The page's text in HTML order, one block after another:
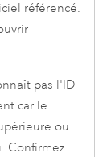
référencé.
pas l'ID
car le
ou
Confirmez